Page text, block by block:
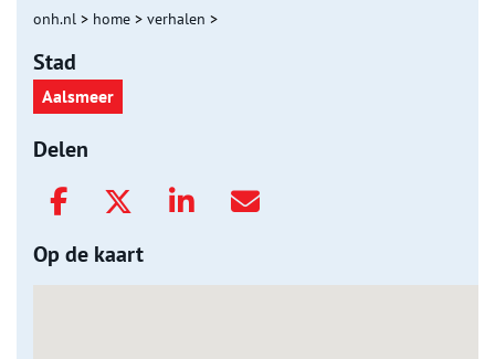
onh.nl > home > verhalen >
Stad
Aalsmeer
Delen
Op de kaart